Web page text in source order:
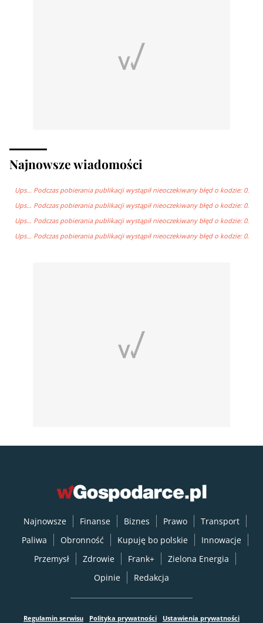
Najnowsze wiadomości
Ups… Podczas pobierania publikacji wystąpił nieoczekiwany błęd o kodzie: 0.
Ups… Podczas pobierania publikacji wystąpił nieoczekiwany błęd o kodzie: 0.
Ups… Podczas pobierania publikacji wystąpił nieoczekiwany błęd o kodzie: 0.
Ups… Podczas pobierania publikacji wystąpił nieoczekiwany błęd o kodzie: 0.
Najnowsze Finanse Biznes Prawo
Transport
Paliwa
Obronność Kupuję bo polskie
Innowacje
Przemysł
Zdrowie Frank+
Zielona Energia
Opinie
Redakcja
Regulamin serwisu Polityka prywatności Ustawienia prywatności